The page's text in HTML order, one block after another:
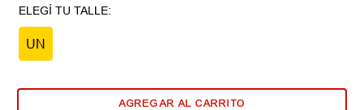
UN
AGREGAR AL CARRITO